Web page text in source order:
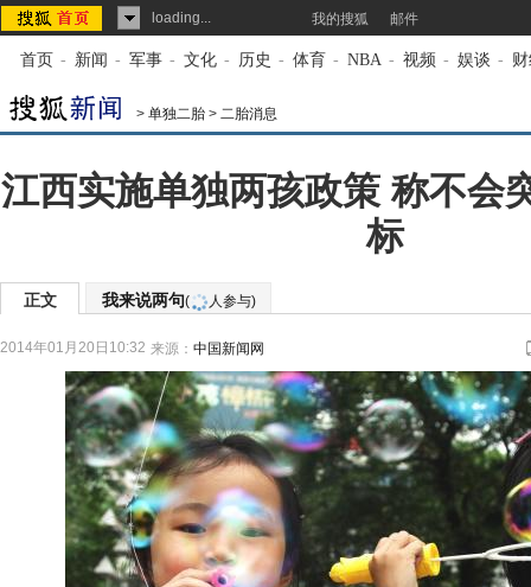
loading... 我的搜狐 邮件
首页 - 新闻 - 军事 - 文化 - 历史 - 体育 - NBA - 视频 - 娱谈 -
> 单独二胎 > 二胎消息
江西实施单独两孩政策 称不会
标
正文 我来说两句( 人参与)
2014年01月20日10:32 来源： 中国新闻网